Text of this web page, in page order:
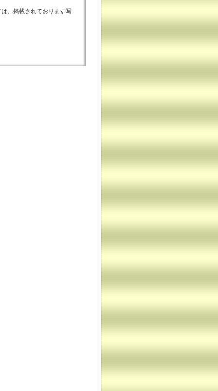
、掲載されております写